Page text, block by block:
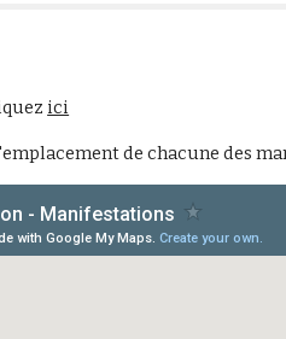
ici
de chacune des